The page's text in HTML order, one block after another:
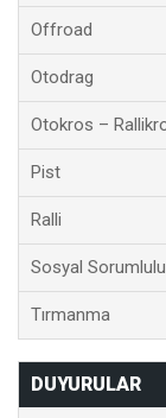
Offroad
Otodrag
Otokros –
Pist
Ralli
Sosyal
Tırmanma
DUYURULAR